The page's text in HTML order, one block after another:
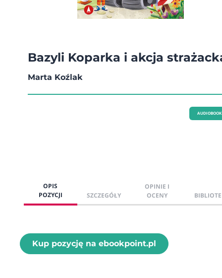
Bazyli Koparka i akcja
Marta Koźlak
AUDIOBOOK
OPIS
POZYCJI
SZCZEGÓŁY
OPINIE I
OCENY
Kup pozycję na ebookpoint.pl